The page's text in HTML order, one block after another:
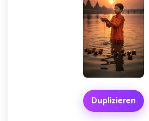
Duplizieren